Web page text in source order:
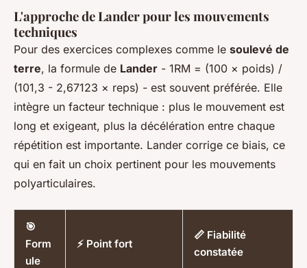
L'approche de Lander pour les mouvements
techniques
Pour des exercices complexes comme le soulevé de
terre, la formule de Lander - 1RM = (100 × poids) /
(101,3 - 2,67123 × reps) - est souvent préférée. Elle
intègre un facteur technique : plus le mouvement est
long et exigeant, plus la décélération entre chaque
répétition est importante. Lander corrige ce biais, ce
qui en fait un choix pertinent pour les mouvements
polyarticulaires.
🎯
Form
ule
⚡ Point fort
📏 Fiabilité
constatée